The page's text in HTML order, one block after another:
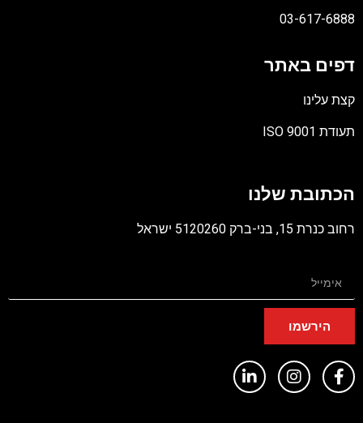
03-617-6888
דפים באתר
קצת עלינו
תעודת ISO 9001
PDF
הכתובת שלנו
רחוב כנרת 15, בני-ברק 5120260 ישראל
הירשמו